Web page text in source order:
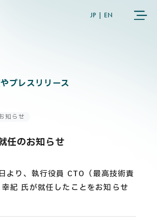
JP EN
VOICE
プレスリリース
知らせ
任のお知らせ
より、執行役員 CTO（最高技術責
紀 氏が就任したことをお知らせ